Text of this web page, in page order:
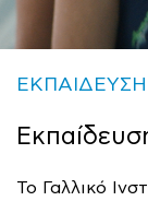
ΕΚΠΑΙΔΕΥΣΗ
Το Γαλλικό